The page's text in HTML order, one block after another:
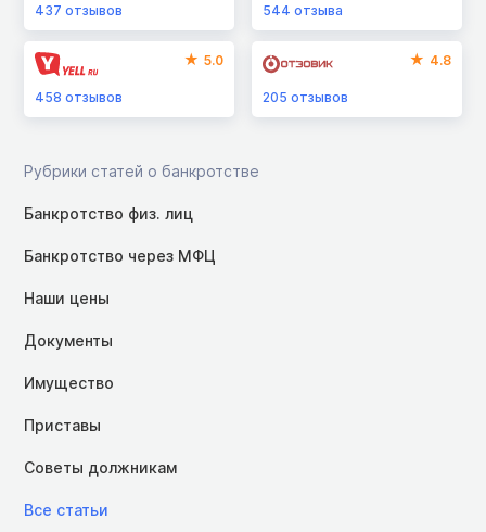
437 отзывов 544отзыва
5.0
458 отзывов
4.8
205отзывов
Рубрики статей о банкротстве
Банкротство физ. лиц
Банкротство через МФЦ
Наши цены
Документы
Имущество
Приставы
Советы должникам
Все статьи